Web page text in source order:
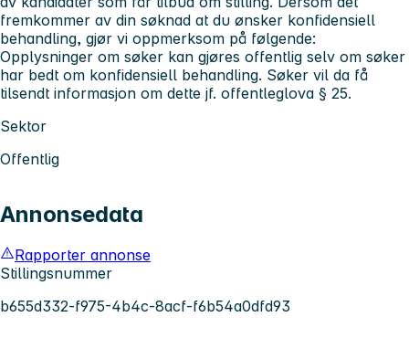
fremkommer av din søknad at du ønsker konfidensiell
behandling, gjør vi oppmerksom på følgende:
Opplysninger om søker kan gjøres offentlig selv om søker
har bedt om konfidensiell behandling. Søker vil da få
tilsendt informasjon om dette jf. offentleglova § 25.
Sektor
Offentlig
Annonsedata
Rapporter annonse
Stillingsnummer
b655d332-f975-4b4c-8acf-f6b54a0dfd93